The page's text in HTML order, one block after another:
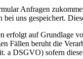
Anfragen
bei uns gespeichert.
erfolgt auf Grundlage
Fällen beruht die
a DSGVO) sofern diese